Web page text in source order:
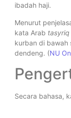
ibadah haji.
Menurut
kata Arab tasyriq
kurban di bawah
dendeng. (NU
Secara bahasa,